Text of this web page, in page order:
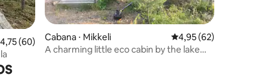
de uma avaliação média de 5, 60 avaliações
4,75 (60)
Cabana ⋅ Mikkeli 4,95 de uma
4,95 (62)
A charming little eco cabin by the lake